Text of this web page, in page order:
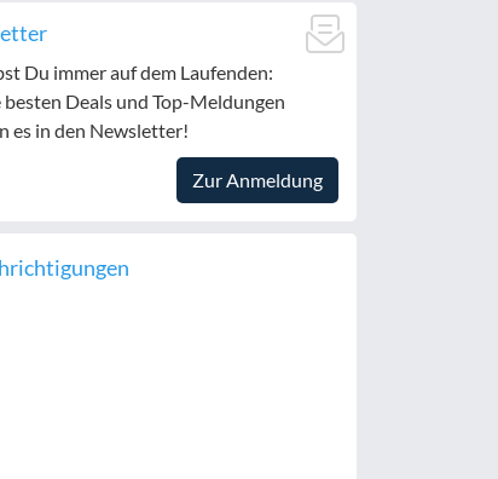
Du immer auf dem Laufenden:
besten Deals und Top-Meldungen
es in den Newsletter!
Zur Anmeldung